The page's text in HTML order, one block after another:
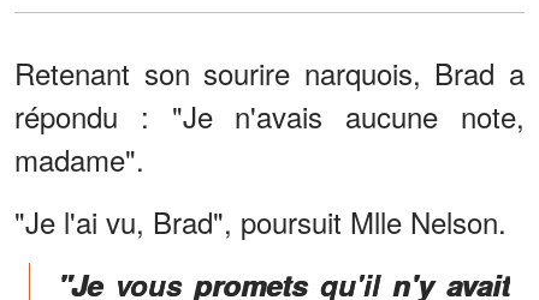
Retenant son sourire narquois, Brad a
répondu : "Je n'avais aucune note,
madame".
"Je l'ai vu, Brad", poursuit Mlle Nelson.
"Je vous promets qu'il n'y avait